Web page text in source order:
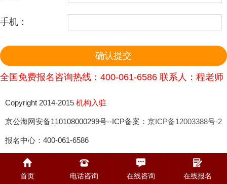
手机：
全国免费报名咨询热线：400-061-6586 联系人：程老师
Copyright 2014-2015 机构入驻
京公海网安备110108000299号--ICP备案： 京ICP备12003388号-2
报名中心：400-061-6586
首页 电话咨询 在线咨询 在线报名